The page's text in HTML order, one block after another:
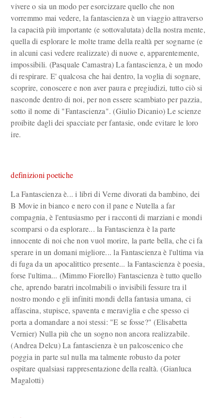
vivere o sia un modo per esorcizzare quello che non
vorremmo mai vedere, la fantascienza è un viaggio attraverso
la capacità più importante (e sottovalutata) della nostra mente,
quella di esplorare le molte trame della realtà per sognarne (e
in alcuni casi vedere realizzate) di nuove e, apparentemente,
impossibili. (Pasquale Camastra) La fantascienza, è un modo
di respirare. E' qualcosa che hai dentro, la voglia di sognare,
scoprire, conoscere e non aver paura e pregiudizi, tutto ciò si
nasconde dentro di noi, per non essere scambiato per pazzia,
sotto il nome di "Fantascienza". (Giulio Dicanio) Le scienze
proibite dagli dei spacciate per fantasie, onde evitare le loro
ire.
definizioni poetiche
La Fantascienza è... i libri di Verne divorati da bambino, dei
B Movie in bianco e nero con il pane e Nutella a far
compagnia, è l'entusiasmo per i racconti di marziani e mondi
scomparsi o da esplorare... la Fantascienza è la parte
innocente di noi che non vuol morire, la parte bella, che ci fa
sperare in un domani migliore... la Fantascienza è l'ultima via
di fuga da un apocalittico presente... la Fantascienza è poesia,
forse l'ultima... (Mimmo Fiorello) Fantascienza è tutto quello
che, aprendo baratri incolmabili o invisibili fessure tra il
nostro mondo e gli infiniti mondi della fantasia umana, ci
affascina, stupisce, spaventa e meraviglia e che spesso ci
porta a domandare a noi stessi: "E se fosse?" (Elisabetta
Vernier) Nulla più che un sogno non ancora realizzabile.
(Andrea Delcu) La fantascienza è un palcoscenico che
poggia in parte sul nulla ma talmente robusto da poter
ospitare qualsiasi rappresentazione della realtà. (Gianluca
Magalotti)